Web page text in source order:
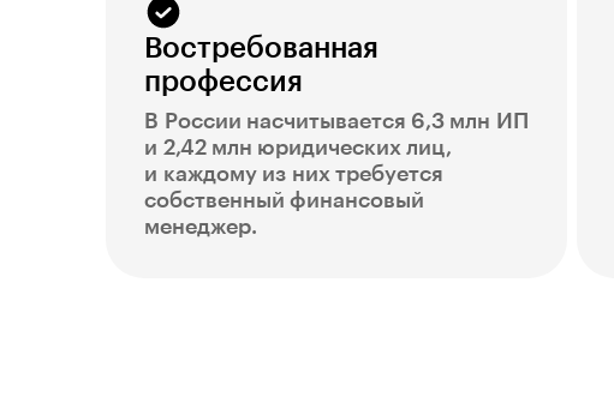
Востребованная
профессия
В России насчитывается 6,3 млн ИП
и 2,42 млн юридических лиц,
и каждому из них требуется
собственный финансовый
менеджер.